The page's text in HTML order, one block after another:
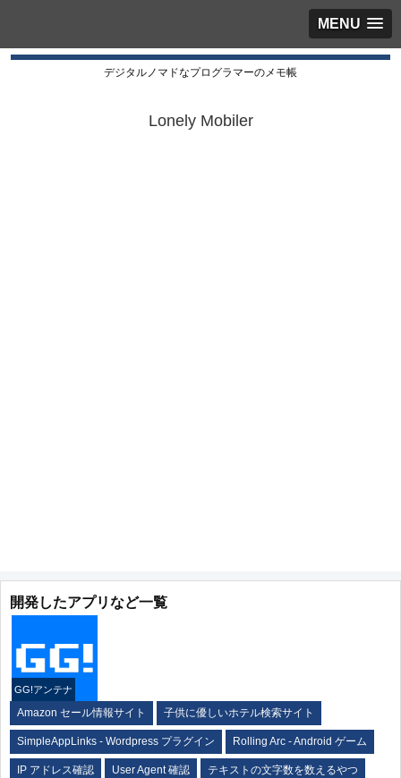
MENU
デジタルノマドなプログラマーのメモ帳
Lonely Mobiler
開発したアプリなど一覧
GG!アンテナ
Amazon セール情報サイト 子供に優しいホテル検索サイト
SimpleAppLinks - Wordpress プラグイン Rolling Arc - Android ゲーム
IP アドレス確認 User Agent 確認 テキストの文字数を数えるやつ